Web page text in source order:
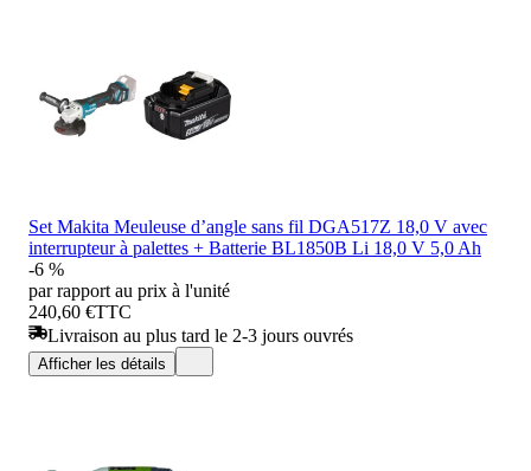
Set Makita Meuleuse d’angle sans fil DGA517Z 18,0 V avec
interrupteur à palettes + Batterie BL1850B Li 18,0 V 5,0 Ah
-6 %
par rapport au prix à l'unité
240,60 €TTC
Livraison au plus tard le 2-3 jours ouvrés
Afficher les détails